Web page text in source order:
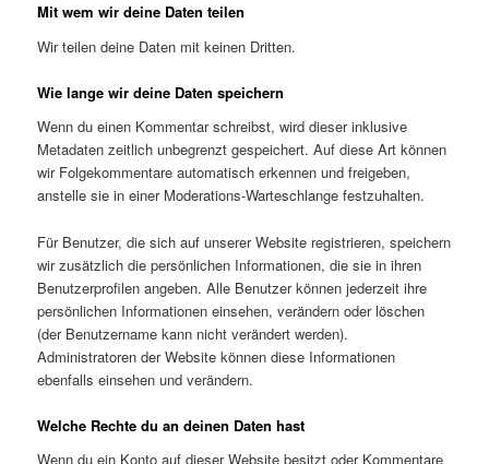
Mit wem wir deine Daten teilen
Wir teilen deine Daten mit keinen Dritten.
Wie lange wir deine Daten speichern
Wenn du einen Kommentar schreibst, wird dieser inklusive
Metadaten zeitlich unbegrenzt gespeichert. Auf diese Art können
wir Folgekommentare automatisch erkennen und freigeben,
anstelle sie in einer Moderations-Warteschlange festzuhalten.
Für Benutzer, die sich auf unserer Website registrieren, speichern
wir zusätzlich die persönlichen Informationen, die sie in ihren
Benutzerprofilen angeben. Alle Benutzer können jederzeit ihre
persönlichen Informationen einsehen, verändern oder löschen
(der Benutzername kann nicht verändert werden).
Administratoren der Website können diese Informationen
ebenfalls einsehen und verändern.
Welche Rechte du an deinen Daten hast
Wenn du ein Konto auf dieser Website besitzt oder Kommentare